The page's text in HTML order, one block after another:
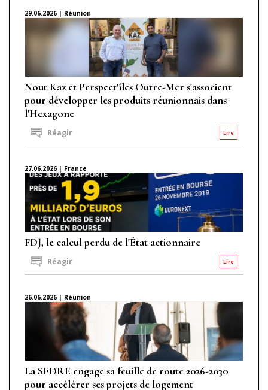
29.06.2026 | Réunion
Nout Kaz et Perspect'îles Outre-Mer s'associent
pour développer les produits réunionnais dans
l'Hexagone
Lire
Réagir
27.06.2026 | France
FDJ, le calcul perdu de l'État actionnaire
Lire
Réagir
26.06.2026 | Réunion
La SEDRE engage sa feuille de route 2026-2030
pour accélérer ses projets de logement